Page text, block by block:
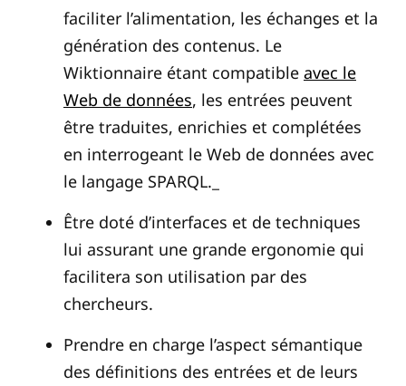
faciliter l’alimentation, les échanges et la
génération des contenus. Le
Wiktionnaire étant compatible avec le
Web de données, les entrées peuvent
être traduites, enrichies et complétées
en interrogeant le Web de données avec
le langage SPARQL._
Être doté d’interfaces et de techniques
lui assurant une grande ergonomie qui
facilitera son utilisation par des
chercheurs.
Prendre en charge l’aspect sémantique
des définitions des entrées et de leurs